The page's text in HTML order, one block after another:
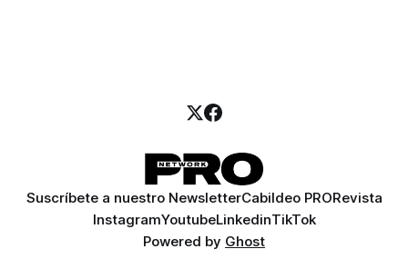
Suscríbete a nuestro NewsletterCabildeo PRORevista
InstagramYoutubeLinkedinTikTok
Powered by Ghost